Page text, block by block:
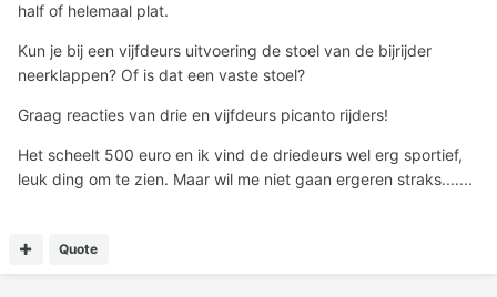
half of helemaal plat.
Kun je bij een vijfdeurs uitvoering de stoel van de bijrijder
neerklappen? Of is dat een vaste stoel?
Graag reacties van drie en vijfdeurs picanto rijders!
Het scheelt 500 euro en ik vind de driedeurs wel erg sportief,
leuk ding om te zien. Maar wil me niet gaan ergeren straks.......
Quote